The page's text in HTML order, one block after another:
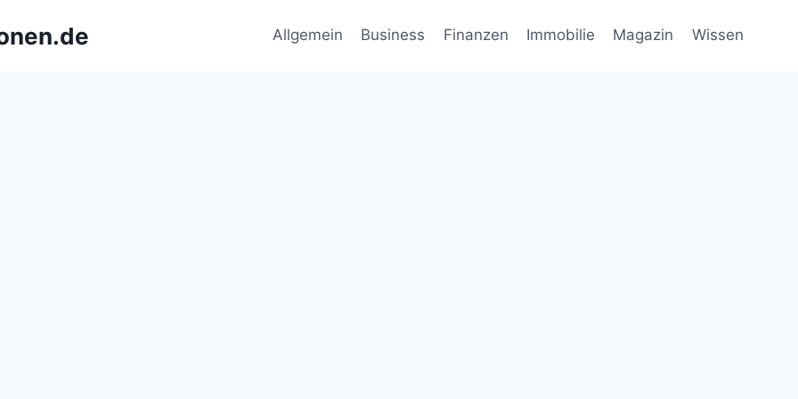
Allgemein Business Finanzen Immobilie Magazin Wissen